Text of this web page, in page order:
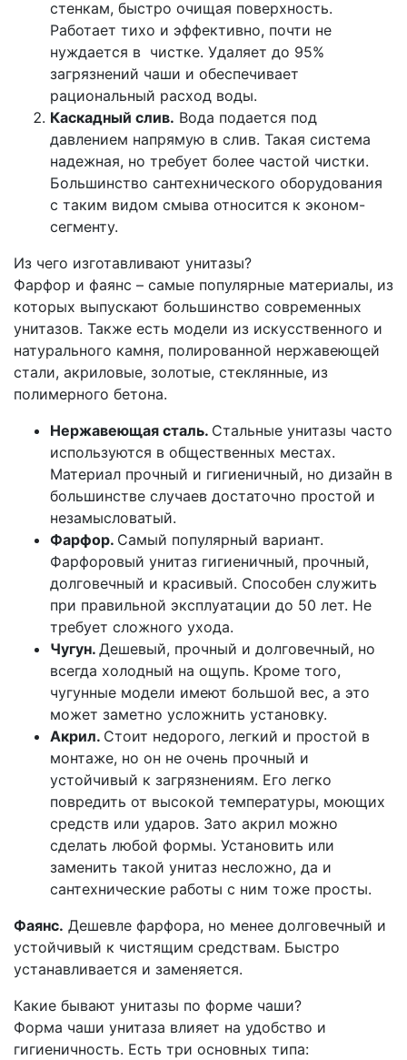
стенкам, быстро очищая поверхность.
Работает тихо и эффективно, почти не
нуждается в чистке. Удаляет до 95%
загрязнений чаши и обеспечивает
рациональный расход воды.
Каскадный слив. Вода подается под
давлением напрямую в слив. Такая система
надежная, но требует более частой чистки.
Большинство сантехнического оборудования
с таким видом смыва относится к эконом-
сегменту.
Из чего изготавливают унитазы?
Фарфор и фаянс – самые популярные материалы, из
которых выпускают большинство современных
унитазов. Также есть модели из искусственного и
натурального камня, полированной нержавеющей
стали, акриловые, золотые, стеклянные, из
полимерного бетона.
Нержавеющая сталь. Стальные унитазы часто
используются в общественных местах.
Материал прочный и гигиеничный, но дизайн в
большинстве случаев достаточно простой и
незамысловатый.
Фарфор. Самый популярный вариант.
Фарфоровый унитаз гигиеничный, прочный,
долговечный и красивый. Способен служить
при правильной эксплуатации до 50 лет. Не
требует сложного ухода.
Чугун. Дешевый, прочный и долговечный, но
всегда холодный на ощупь. Кроме того,
чугунные модели имеют большой вес, а это
может заметно усложнить установку.
Акрил. Стоит недорого, легкий и простой в
монтаже, но он не очень прочный и
устойчивый к загрязнениям. Его легко
повредить от высокой температуры, моющих
средств или ударов. Зато акрил можно
сделать любой формы. Установить или
заменить такой унитаз несложно, да и
сантехнические работы с ним тоже просты.
Фаянс. Дешевле фарфора, но менее долговечный и
устойчивый к чистящим средствам. Быстро
устанавливается и заменяется.
Какие бывают унитазы по форме чаши?
Форма чаши унитаза влияет на удобство и
гигиеничность. Есть три основных типа: